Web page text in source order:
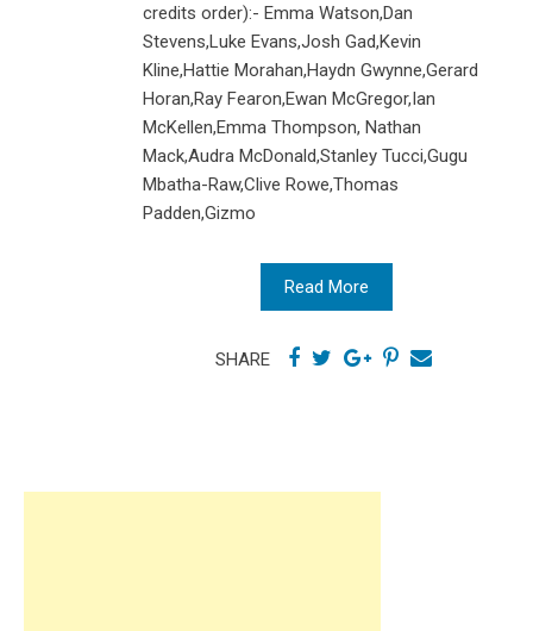
credits order):- Emma Watson,Dan
Stevens,Luke Evans,Josh Gad,Kevin
Kline,Hattie Morahan,Haydn Gwynne,Gerard
Horan,Ray Fearon,Ewan McGregor,Ian
McKellen,Emma Thompson, Nathan
Mack,Audra McDonald,Stanley Tucci,Gugu
Mbatha-Raw,Clive Rowe,Thomas
Padden,Gizmo
Read More
SHARE